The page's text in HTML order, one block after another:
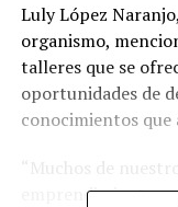
Luly López
organismo,
talleres que se
oportunidades de
conocimientos que
“Muchos de
emprendimiento o